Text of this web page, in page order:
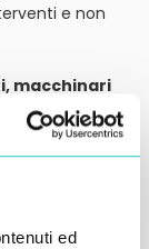
ed
e non
macchinari
servirvi,
sede.